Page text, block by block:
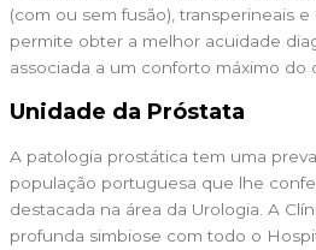
(com ou sem fusão), transperineais
permite obter a melhor acuidade
associada a um conforto máximo do
Unidade da Próstata
A patologia prostática tem uma
população portuguesa que lhe
destacada na área da Urologia. A
profunda simbiose com todo o